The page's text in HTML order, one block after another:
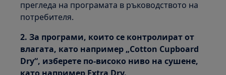
прегледа на програмата в ръководството на
потребителя.
2. За програми, които се контролират от
влагата, като например „Cotton Cupboard
Dry“, изберете по-високо ниво на сушене,